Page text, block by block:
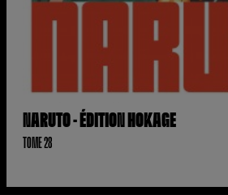
NARUTO - ÉDITION HOKAGE
TOME 28